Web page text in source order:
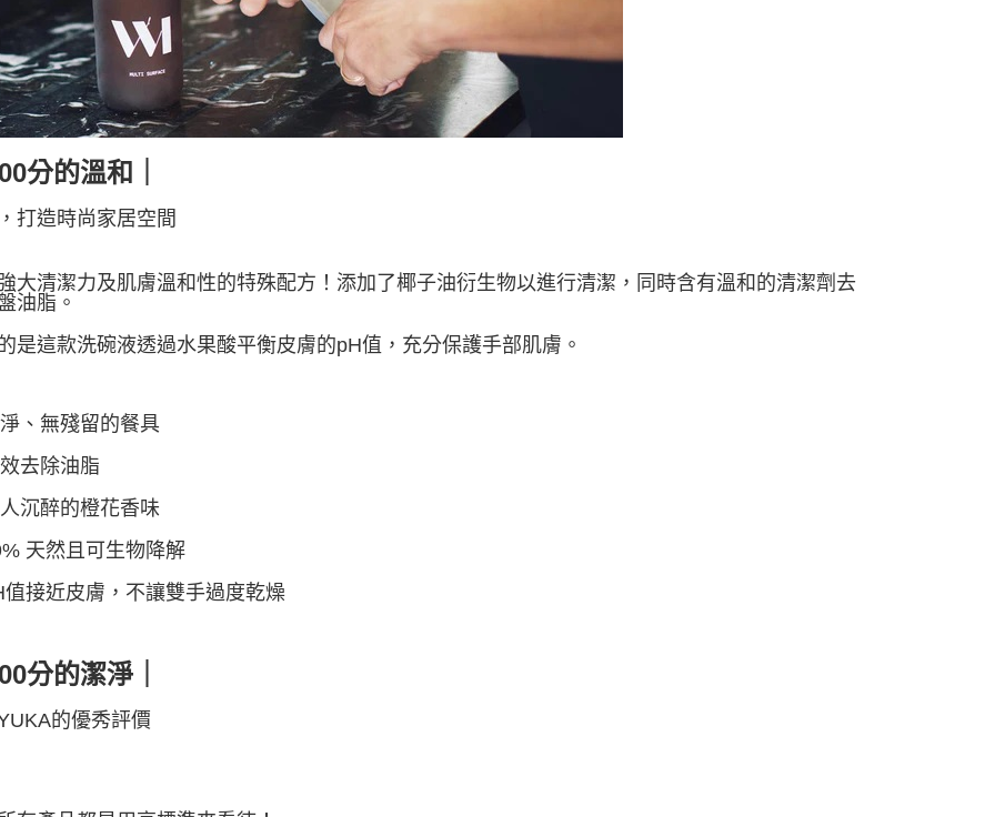
宅配物流
每筆NT$100，滿NT$1,000(含以上)免運費
分的溫和｜
打造時尚家居空間
大清潔力及肌膚溫和性的特殊配方！添加了椰子油衍生物以進行清潔，同時含有溫和的清潔劑去
油脂。
是這款洗碗液透過水果酸平衡皮膚的pH值，充分保護手部肌膚。
、無殘留的餐具
去除油脂
沉醉的橙花香味
天然且可生物降解
接近皮膚，不讓雙手過度乾燥
分的潔淨｜
的優秀評價